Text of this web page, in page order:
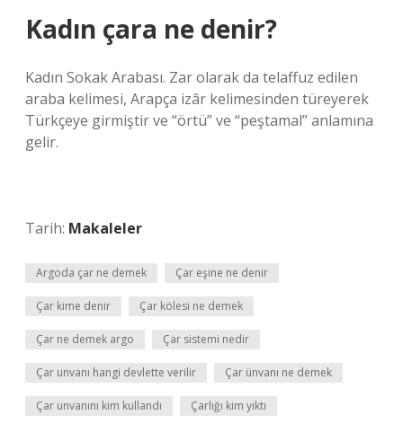
Kadın çara ne denir?
Kadın Sokak Arabası. Zar olarak da telaffuz edilen
araba kelimesi, Arapça izâr kelimesinden türeyerek
Türkçeye girmiştir ve “örtü” ve “peştamal” anlamına
gelir.
Tarih: Makaleler
Argoda çar ne demek Çar eşine ne denir
Çar kime denir Çar kölesi ne demek
Çar ne demek argo Çar sistemi nedir
Çar unvanı hangi devlette verilir Çar ünvanı ne demek
Çar unvanını kim kullandı Çarlığı kim yıktı